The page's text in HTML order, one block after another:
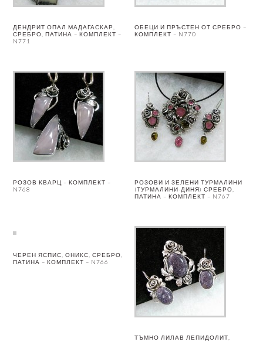
ДЕНДРИТ ОПАЛ МАДАГАСКАР,
СРЕБРО, ПАТИНА – КОМПЛЕКТ –
N771
ОБЕЦИ И ПРЪСТЕН ОТ СРЕБРО –
КОМПЛЕКТ – N770
РОЗОВ КВАРЦ – КОМПЛЕКТ –
N768
РОЗОВИ И ЗЕЛЕНИ ТУРМАЛИНИ
(ТУРМАЛИНИ-ДИНЯ) СРЕБРО,
ПАТИНА – КОМПЛЕКТ – N767
ЧЕРЕН ЯСПИС, ОНИКС, СРЕБРО,
ПАТИНА – КОМПЛЕКТ – N766
ТЪМНО ЛИЛАВ ЛЕПИДОЛИТ,